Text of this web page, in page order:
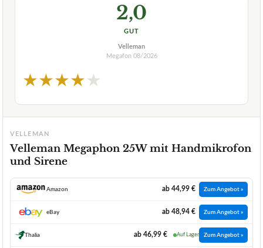
2,0
GUT
Velleman
Megafon 08/2026
★★★★★
VELLEMAN
Velleman Megaphon 25W mit Handmikrofon
und Sirene
Amazon ab 44,99 € Zum Angebot »
eBay ab 48,94 € Zum Angebot »
Thalia ab 46,99 € Auf Lager Zum Angebot »